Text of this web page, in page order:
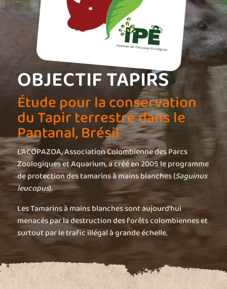
OBJECTIF TAPIRS
Étude pour la conservation
du Tapir terrestre dans le
Pantanal, Brésil
L’ACOPAZOA, Association Colombienne des Parcs
Zoologiques et Aquarium, a créé en 2005 le programme
de protection des tamarins à mains blanches (Saguinus
leucopus).
Les Tamarins à mains blanches sont aujourd’hui
menacés par la destruction des forêts colombiennes et
surtout par le trafic illégal à grande échelle.